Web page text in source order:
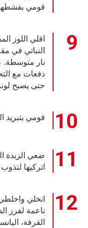
قومي
النباتي في
نار متوسطة.
حتى يصبح
قومي بتبريد
ضعي الزبدة
اتركيها
انخلي
القرفة،